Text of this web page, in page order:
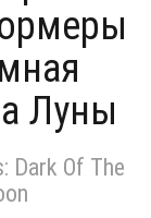
Луны
Dark Of The